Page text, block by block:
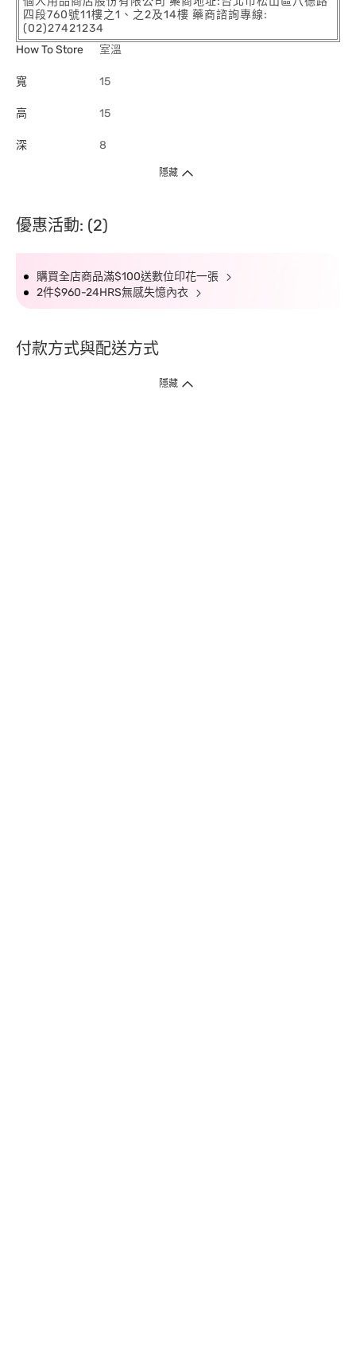
四段760號11樓之1、之2及14樓 藥商諮詢專線:
(02)27421234
How To Store
室溫
寬 15
高 15
深 8
隱藏
優惠活動: (2)
購買全店商品滿$100送數位印花一張
2件$960-24HRS無感失憶內衣
付款方式與配送方式
隱藏